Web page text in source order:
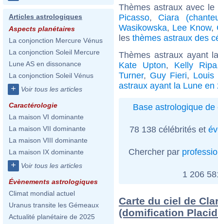
Articles astrologiques
Aspects planétaires
La conjonction Mercure Vénus
La conjonction Soleil Mercure
Lune AS en dissonance
La conjonction Soleil Vénus
+ Voir tous les articles
Caractérologie
La maison VI dominante
La maison VII dominante
La maison VIII dominante
La maison IX dominante
+ Voir tous les articles
Évènements astrologiques
Climat mondial actuel
Uranus transite les Gémeaux
Actualité planétaire de 2025
Thèmes astraux avec
Picasso, Ciara
Wasikowska, Lee Know,
les thèmes astraux des
Thèmes astraux ayant
Kate Upton, Kelly Ripa
Turner, Guy Fieri, Louis
astraux ayant la Lune en
Base astrologique de
78 138 célébrités et
Chercher par
1 206
Carte du ciel de
(domification